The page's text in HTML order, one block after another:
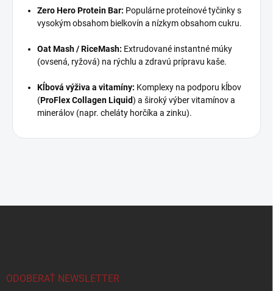
Zero Hero Protein Bar: Populárne proteínové tyčinky s
vysokým obsahom bielkovín a nízkym obsahom cukru.
Oat Mash / RiceMash: Extrudované instantné múky
(ovsená, ryžová) na rýchlu a zdravú prípravu kaše.
Kĺbová výživa a vitamíny: Komplexy na podporu kĺbov
(ProFlex Collagen Liquid) a široký výber vitamínov a
minerálov (napr. cheláty horčíka a zinku).
ODOBERAŤ NEWSLETTER